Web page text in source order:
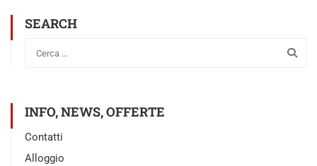
SEARCH
INFO, NEWS, OFFERTE
Contatti
Alloggio